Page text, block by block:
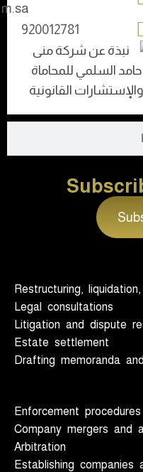
m.sa
920012781
Restructuring,
Legal consultations
Litigation and dispute
Estate settlement
Drafting memoranda
Enforcement procedures
Company mergers and
Arbitration
Establishing companies